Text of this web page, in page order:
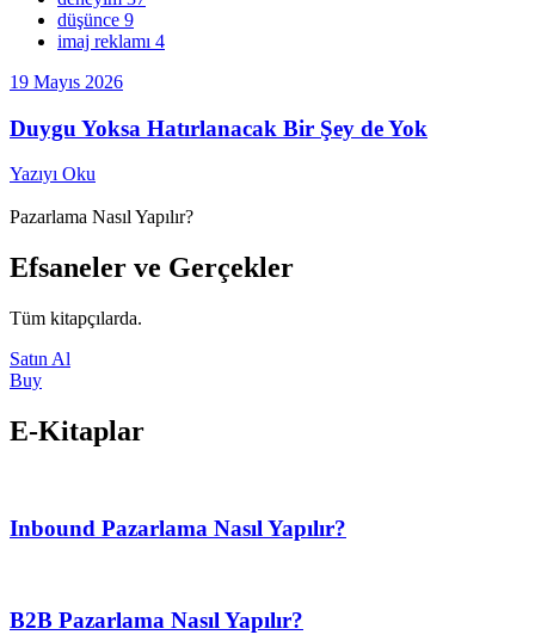
düşünce 9
imaj reklamı 4
19 Mayıs 2026
Duygu Yoksa Hatırlanacak Bir Şey de Yok
Yazıyı Oku
Pazarlama Nasıl Yapılır?
Efsaneler ve Gerçekler
Tüm kitapçılarda.
Satın Al
Buy
E-Kitaplar​
Inbound Pazarlama Nasıl Yapılır?
B2B Pazarlama Nasıl Yapılır?